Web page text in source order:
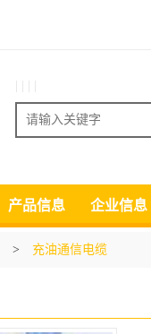
搜索
产品信息 企业信息
> 充油通信电缆